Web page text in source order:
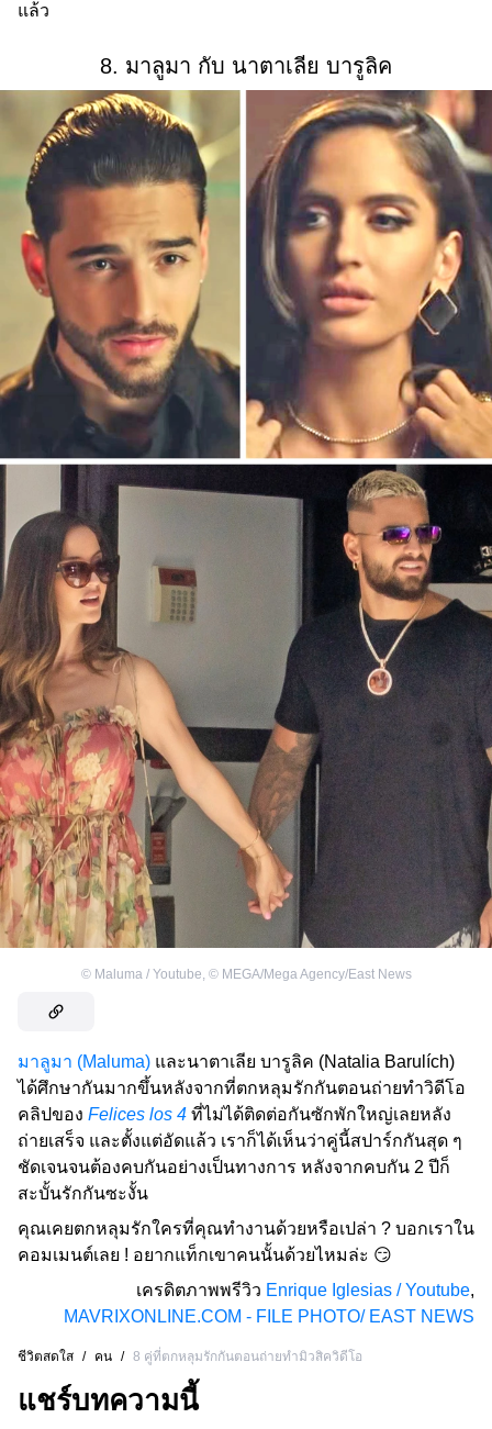
แล้ว
8. มาลูมา กับ นาตาเลีย บารูลิค
© Maluma / Youtube © MEGA/Mega Agency/East News
มาลูมา (Maluma) และนาตาเลีย บารูลิค (Natalia Barulích)
ได้ศึกษากันมากขึ้นหลังจากที่ตกหลุมรักกันตอนถ่ายทำวิดีโอ
คลิปของ Felices los 4 ที่ไม่ได้ติดต่อกันซักพักใหญ่เลยหลัง
ถ่ายเสร็จ และตั้งแต่อัดแล้ว เราก็ได้เห็นว่าคู่นี้สปาร์กกันสุด ๆ
ชัดเจนจนต้องคบกันอย่างเป็นทางการ หลังจากคบกัน 2 ปีก็
สะบั้นรักกันซะงั้น
คุณเคยตกหลุมรักใครที่คุณทำงานด้วยหรือเปล่า ? บอกเราใน
คอมเมนต์เลย ! อยากแท็กเขาคนนั้นด้วยไหมล่ะ 😏
เครดิตภาพพรีวิว Enrique Iglesias / Youtube,
MAVRIXONLINE.COM - FILE PHOTO/ EAST NEWS
ชีวิตสดใส / คน / 8 คู่ที่ตกหลุมรักกันตอนถ่ายทำมิวสิควิดีโอ
แชร์บทความนี้